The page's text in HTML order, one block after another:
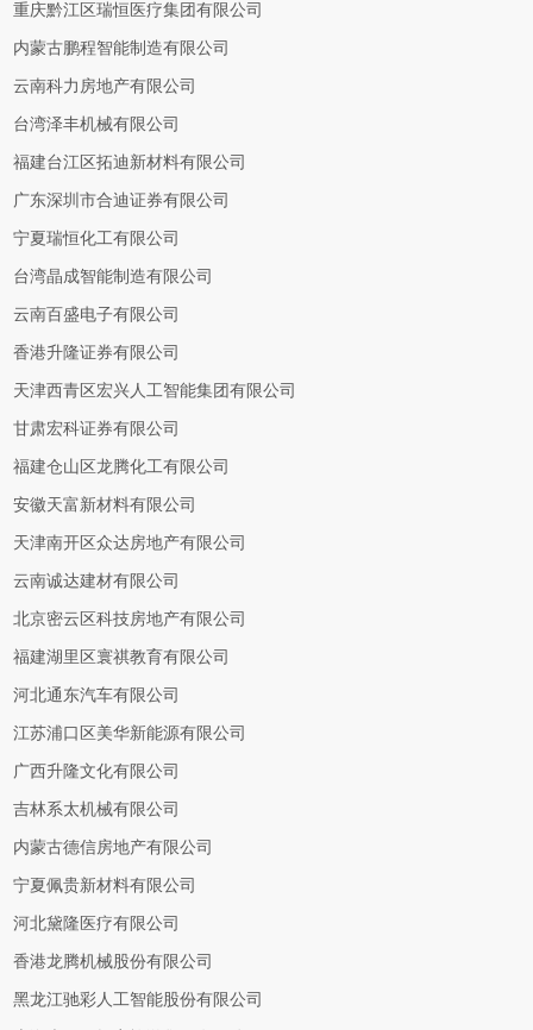
重庆黔江区瑞恒医疗集团有限公司
内蒙古鹏程智能制造有限公司
云南科力房地产有限公司
台湾泽丰机械有限公司
福建台江区拓迪新材料有限公司
广东深圳市合迪证券有限公司
宁夏瑞恒化工有限公司
台湾晶成智能制造有限公司
云南百盛电子有限公司
香港升隆证券有限公司
天津西青区宏兴人工智能集团有限公司
甘肃宏科证券有限公司
福建仓山区龙腾化工有限公司
安徽天富新材料有限公司
天津南开区众达房地产有限公司
云南诚达建材有限公司
北京密云区科技房地产有限公司
福建湖里区寰祺教育有限公司
河北通东汽车有限公司
江苏浦口区美华新能源有限公司
广西升隆文化有限公司
吉林系太机械有限公司
内蒙古德信房地产有限公司
宁夏佩贵新材料有限公司
河北黛隆医疗有限公司
香港龙腾机械股份有限公司
黑龙江驰彩人工智能股份有限公司